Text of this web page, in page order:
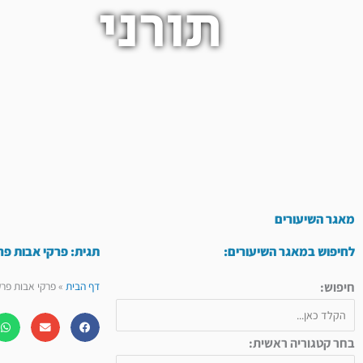
תורני
מאגר השיעורים
לחיפוש במאגר השיעורים:
חיפוש:
בחר קטגוריה ראשית:
תגית: פרקי אבות
דף הבית»פרקי אבות